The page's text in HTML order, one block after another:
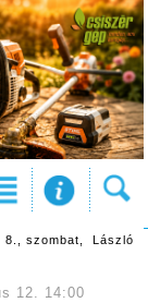
8., szombat, László
12. 14:00